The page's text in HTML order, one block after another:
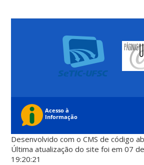
Desenvolvido com o CMS de código
Última atualização do site foi em 07
19:20:21